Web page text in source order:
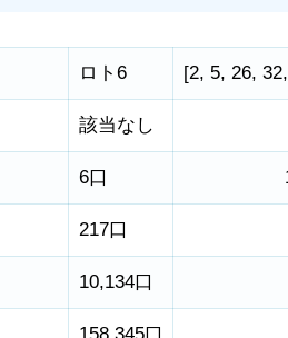
ロト6 [2, 5, 26, 32
該当なし
6口
217口
10,134口